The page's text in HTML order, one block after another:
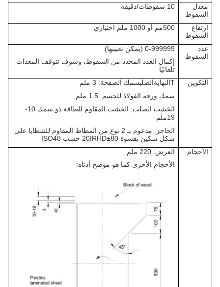
معدل
السقوط
10 سقوطات/دقيقة
ارتفاع
السقوط
500مم أو 1000 ملم اختياري
عدد
السقوط
0-999999 (يمكن تعيينها)
إكمال العدد المحدد من السقوط، وسوف تتوقف المعدات
تلقائيًا
التكوين
Tالنهايةالصلبسمك الصفحة: 3 ملم
سمك ورقة الفولاذ للجسم: 1.5 ملم
الخشب الصلب: الخشب المقاوم للطاقة ذو سمك 1
0-
19ملم
الحاجز: مدعوم بـ 2 نوع من المطاط المقاوم للشظايا على
شكل سكين بقسوة 80±20IRHD حسب ISO48
الأحجام
العرض: 220 ملم
الأحجام الأخرى كما هو موضح أدناه: